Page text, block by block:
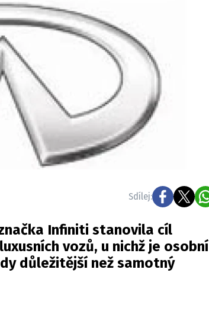
Sdílej:
Infiniti stanovila cíl
vozů, u nichž je osobní
důležitější než samotný